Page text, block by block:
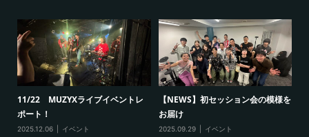
11/22 MUZYXライブイベントレ
ポート！
2025.12.06 イベント
【NEWS】初セッション会の模様を
お届け
2025.09.29 イベント